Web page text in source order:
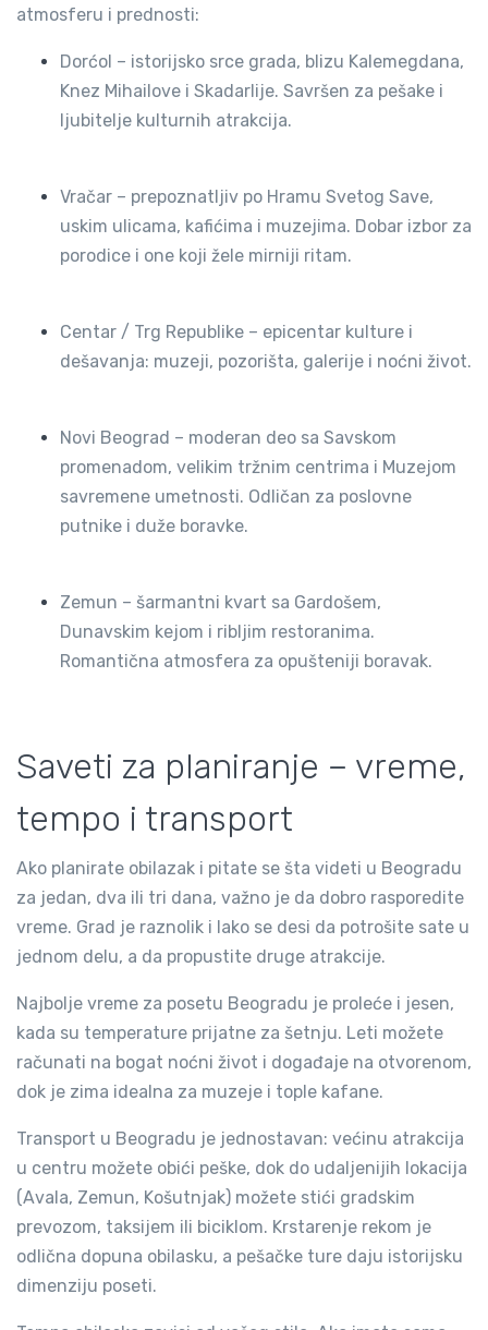
atmosferu i prednosti:
Dorćol – istorijsko srce grada, blizu Kalemegdana,
Knez Mihailove i Skadarlije. Savršen za pešake i
ljubitelje kulturnih atrakcija.
Vračar – prepoznatljiv po Hramu Svetog Save,
uskim ulicama, kafićima i muzejima. Dobar izbor za
porodice i one koji žele mirniji ritam.
Centar / Trg Republike – epicentar kulture i
dešavanja: muzeji, pozorišta, galerije i noćni život.
Novi Beograd – moderan deo sa Savskom
promenadom, velikim tržnim centrima i Muzejom
savremene umetnosti. Odličan za poslovne
putnike i duže boravke.
Zemun – šarmantni kvart sa Gardošem,
Dunavskim kejom i ribljim restoranima.
Romantična atmosfera za opušteniji boravak.
Saveti za planiranje – vreme,
tempo i transport
Ako planirate obilazak i pitate se šta videti u Beogradu
za jedan, dva ili tri dana, važno je da dobro rasporedite
vreme. Grad je raznolik i lako se desi da potrošite sate u
jednom delu, a da propustite druge atrakcije.
Najbolje vreme za posetu Beogradu je proleće i jesen,
kada su temperature prijatne za šetnju. Leti možete
računati na bogat noćni život i događaje na otvorenom,
dok je zima idealna za muzeje i tople kafane.
Transport u Beogradu je jednostavan: većinu atrakcija
u centru možete obići peške, dok do udaljenijih lokacija
(Avala, Zemun, Košutnjak) možete stići gradskim
prevozom, taksijem ili biciklom. Krstarenje rekom je
odlična dopuna obilasku, a pešačke ture daju istorijsku
dimenziju poseti.